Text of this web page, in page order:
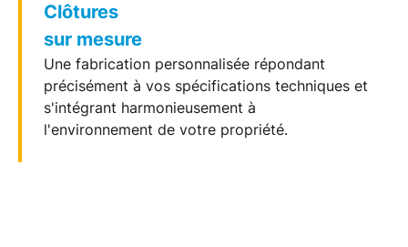
Clôtures
sur mesure
Une fabrication personnalisée répondant
précisément à vos spécifications techniques et
s'intégrant harmonieusement à
l'environnement de votre propriété.